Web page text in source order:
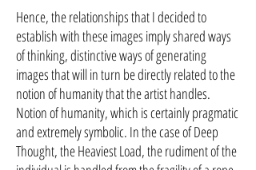
Hence, the relationships that I decided to
establish with these images imply shared ways
of thinking, distinctive ways of generating
images that will in turn be directly related to the
notion of humanity that the artist handles.
Notion of humanity, which is certainly pragmatic
and extremely symbolic. In the case of Deep
Thought, the Heaviest Load, the rudiment of the